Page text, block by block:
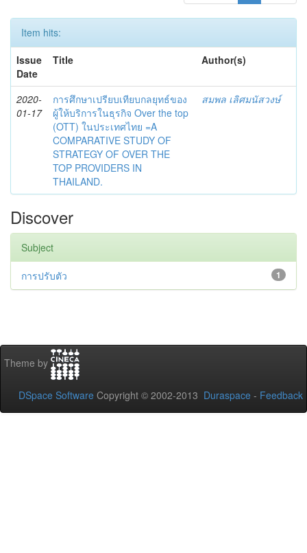
Item hits:
Issue
Date
Title Author(s)
2020-
01-17
การศึกษาเปรียบเทียบกลยุทธ์ของ
ผู้ให้บริการในธุรกิจ Over the top
(OTT) ในประเทศไทย =A
COMPARATIVE STUDY OF
STRATEGY OF OVER THE
TOP PROVIDERS IN
THAILAND.
สมพล เลิศมนัสวงษ์
Discover
Subject
1
การปรับตัว
Theme by
DSpace Software Copyright © 2002-2013 Duraspace - Feedback